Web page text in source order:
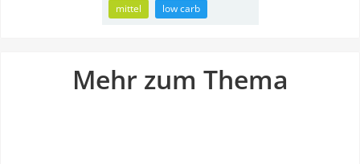
mittel low carb
Mehr zum Thema